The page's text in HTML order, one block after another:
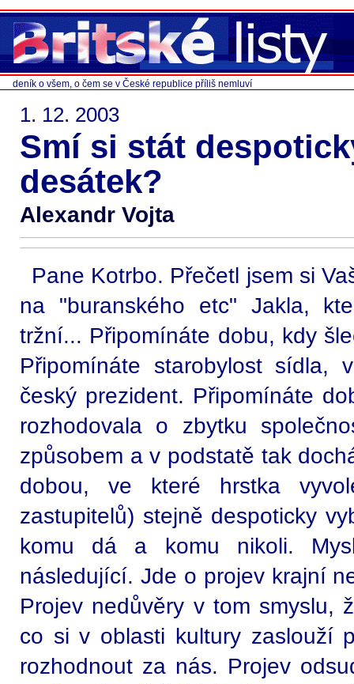
deník o všem, o čem se v České republice příliš nemluví
1. 12. 2003
Smí si stát
desátek?
Alexandr Vojta
Pane Kotrbo. Přečetl jsem si
na "buranského etc" Jakla,
tržní... Připomínáte dobu, kdy
Připomínáte starobylost sídla,
český prezident. Připomínáte
rozhodovala o zbytku
způsobem a v podstatě tak
dobou, ve které hrstka
zastupitelů) stejně despoticky
komu dá a komu nikoli.
následující. Jde o projev krajní
Projev nedůvěry v tom smyslu,
co si v oblasti kultury zaslouží
rozhodnout za nás. Projev